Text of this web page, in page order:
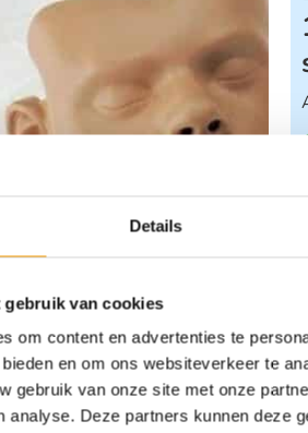
Details
gebruik van cookies
om content en advertenties te
en om ons websiteverkeer te
gebruik van onze site met onze
analyse. Deze partners kunnen deze